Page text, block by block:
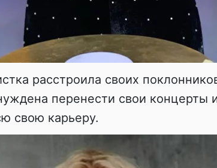
расстроила своих
перенести свои концерты
свою карьеру.